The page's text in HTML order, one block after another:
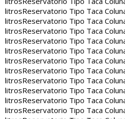
litrosReservatorio Tipo Taca
litrosReservatorio Tipo Taca
litrosReservatorio Tipo Taca
litrosReservatorio Tipo Taca
litrosReservatorio Tipo Taca
litrosReservatorio Tipo Taca
litrosReservatorio Tipo Taca
litrosReservatorio Tipo Taca
litrosReservatorio Tipo Taca
litrosReservatorio Tipo Taca
litrosReservatorio Tipo Taca